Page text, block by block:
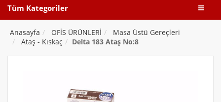
Tüm Kategoriler
Anasayfa OFİS ÜRÜNLERİ
Masa Üstü Gereçleri
Ataş - Kıskaç
Delta 183 Ataş No:8